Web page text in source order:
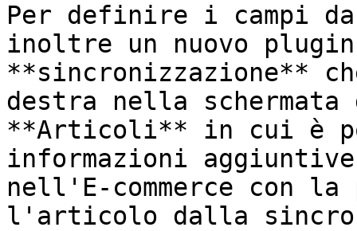
Per definire i campi
inoltre un nuovo
**sincronizzazione**
destra nella
**Articoli** in cui è
informazioni
nell'E-commerce con
l'articolo dalla